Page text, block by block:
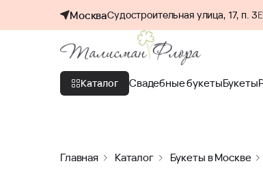
МоскваСудостроительная улица, 17, п. 3
Каталог Свадебные букетыБукеты
Главная Каталог Букеты в Москве